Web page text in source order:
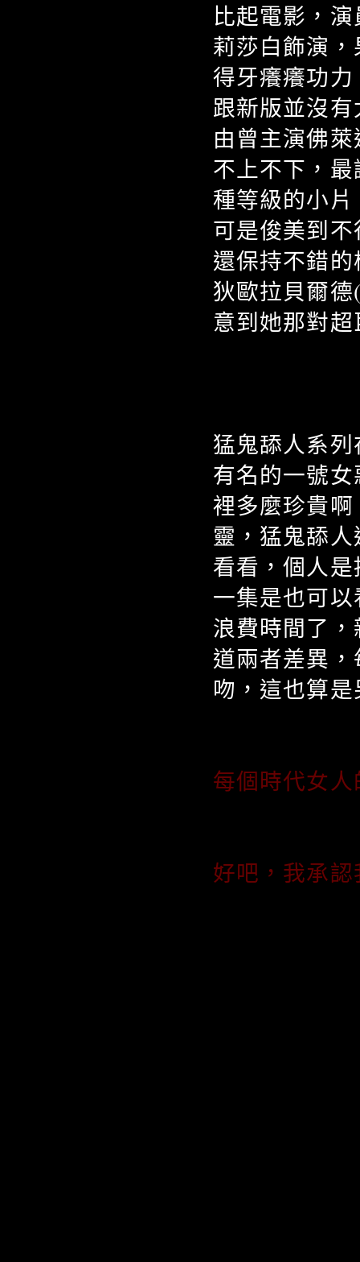
比起電影，
莉莎白飾演
得牙癢癢功
跟新版並沒
由曾主演佛
不上不下，
種等級的小
可是俊美到
還保持不錯
狄歐拉貝爾
意到她那對
猛鬼舔人系
有名的一號
裡多麼珍貴
靈，猛鬼舔
看看，個人
一集是也可
浪費時間了
道兩者差異
吻，這也算
每個時代女
好吧，我承